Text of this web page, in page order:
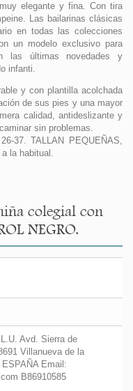
elegante y fina. Con tira
Las bailarinas clásicas
en todas las colecciones
un modelo exclusivo para
las últimas novedades y
infanti.
y con plantilla acolchada
de sus pies y una mayor
calidad, antideslizante y
sin problemas.
37. TALLAN PEQUEÑAS,
la habitual.
colegial con
NEGRO.
Avd. Sierra de
Villanueva de la
Email:
B86910585